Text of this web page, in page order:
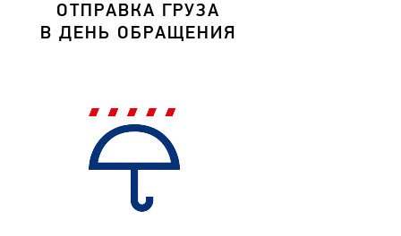
ОТПРАВКА ГРУЗА
В ДЕНЬ ОБРАЩЕНИЯ